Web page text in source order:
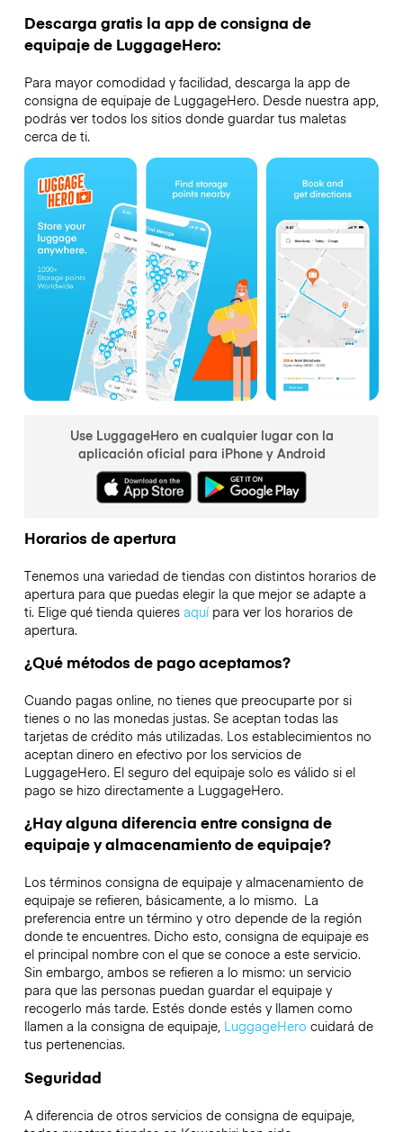
Descarga gratis la app de consigna de
equipaje de LuggageHero:
Para mayor comodidad y facilidad, descarga la app de
consigna de equipaje de LuggageHero. Desde nuestra app,
podrás ver todos los sitios donde guardar tus maletas
cerca de ti.
Use LuggageHero en cualquier lugar con la
aplicación oficial para iPhone y Android
Horarios de apertura
Tenemos una variedad de tiendas con distintos horarios de
apertura para que puedas elegir la que mejor se adapte a
ti. Elige qué tienda quieres aquípara ver los horarios de
apertura.
¿Qué métodos de pago aceptamos?
Cuando pagas online, no tienes que preocuparte por si
tienes o no las monedas justas. Se aceptan todas las
tarjetas de crédito más utilizadas. Los establecimientos no
aceptan dinero en efectivo por los servicios de
LuggageHero. El seguro del equipaje solo es válido si el
pago se hizo directamente a LuggageHero.
¿Hay alguna diferencia entre consigna de
equipaje y almacenamiento de equipaje?
Los términos consigna de equipaje y almacenamiento de
equipaje se refieren, básicamente, a lo mismo. La
preferencia entre un término y otro depende de la región
donde te encuentres. Dicho esto, consigna de equipaje es
el principal nombre con el que se conoce a este servicio.
Sin embargo, ambos se refieren a lo mismo: un servicio
para que las personas puedan guardar el equipaje y
recogerlo más tarde. Estés donde estés y llamen como
llamen a la consigna de equipaje,LuggageHero cuidará de
tus pertenencias.
Seguridad
A diferencia de otros servicios de consigna de equipaje,